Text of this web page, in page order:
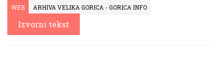
WEB ARHIVA VELIKA GORICA - GORICA INFO
Izvorni tekst